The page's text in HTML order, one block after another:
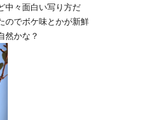
中々面白い写り方だ
のでボケ味とかが新鮮
然かな？